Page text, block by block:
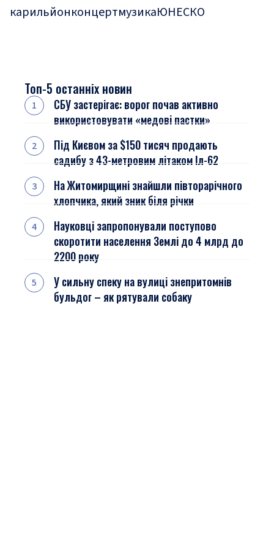
карильйонконцертмузикаЮНЕСКО
Топ-5 останніх новин
СБУ застерігає: ворог почав активно
використовувати «медові пастки»
Під Києвом за $150 тисяч продають
садибу з 43-метровим літаком Іл-62
На Житомирщині знайшли півторарічного
хлопчика, який зник біля річки
Науковці запропонували поступово
скоротити населення Землі до 4 млрд до
2200 року
У сильну спеку на вулиці знепритомнів
бульдог – як рятували собаку